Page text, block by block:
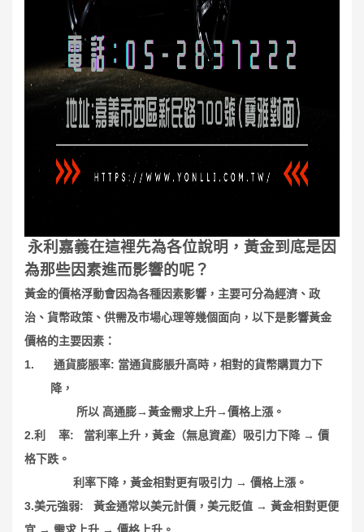
永利嘉義在這裡先為各位說明，黃金到底是因
為那些因素進而影響的呢？
黃金的價格浮動會因為各種因素影響，主要可分為經濟、政
治、貨幣政策、供需及市場心理等幾個面向，以下是影響黃金
價格的主要因素：
1. 通貨膨脹率: 當通貨膨脹升高時，相對的貨幣購買力下
降，
所以 高通膨→黃金需求上升→價格上漲。
2.利 率: 當利率上升，黃金（無息資產）吸引力下降 → 價
格下跌。
利率下降，黃金相對更有吸引力 → 價格上漲。
3.美元強弱: 黃金通常以美元計價，美元貶值 → 黃金相對更便